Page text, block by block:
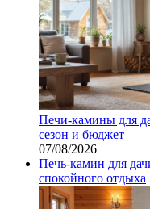
Печи-камины для
сезон и бюджет
07/08/2026
Печь-камин для
спокойного отдыха